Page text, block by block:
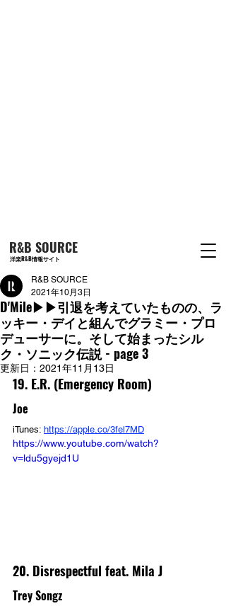
R&B SOURCE
洋楽R&B情報サイト
D'Mile▶︎▶︎引退を考えていたものの、ラ
ッキー・デイと組んでグラミー・プロ
デューサーに。そして始まったシル
ク・ソニック伝説 - page 3
R&B SOURCE
2021年10月3日
更新日： 2021年11月13日
19. E.R. (Emergency Room)
Joe
iTunes: https://apple.co/3fel7MD
https://www.youtube.com/watch?
v=ldu5gyejd1U
20. Disrespectful feat. Mila J
Trey Songz